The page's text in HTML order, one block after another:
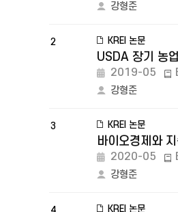
강형준
2 KREI 논문
USDA 장기 농
2019-05
강형준
3 KREI 논문
바이오경제와
2020-05
강형준
KREI 논문